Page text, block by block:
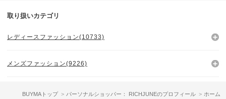
取り扱いカテゴリ
レディースファッション(10733)
メンズファッション(9226)
BUYMAトップ パーソナルショッパー： RICHJUNEのプロフィール ホーム